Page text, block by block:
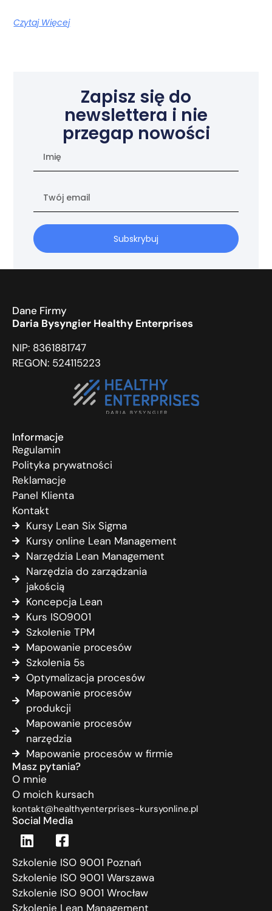
Czytaj Więcej
Zapisz się do
newslettera i nie
przegap nowości
Subskrybuj
Dane Firmy
Daria Bysyngier Healthy Enterprises
NIP: 8361881747
REGON: 524115223
Informacje
Regulamin
Polityka prywatności
Reklamacje
Panel Klienta
Kontakt
Kursy Lean Six Sigma
Kursy online Lean Management
Narzędzia Lean Management
Narzędzia do zarządzania
jakością
Koncepcja Lean
Kurs ISO9001
Szkolenie TPM
Mapowanie procesów
Szkolenia 5s
Optymalizacja procesów
Mapowanie procesów
produkcji
Mapowanie procesów
narzędzia
Mapowanie procesów w firmie
Masz pytania?
O mnie
O moich kursach
kontakt@healthyenterprises-kursyonline.pl
Social Media
Szkolenie ISO 9001 Poznań
Szkolenie ISO 9001 Warszawa
Szkolenie ISO 9001 Wrocław
Szkolenie Lean Management